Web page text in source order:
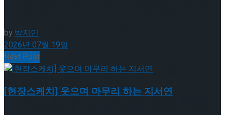
[현장스케치] 이규리-전효은-김지유-박하영,
프리 스케이팅 경기 결과
by박지민
2026년 07월 19일
Next Post
[현장스케치] 웃으며 마무리 하는 지서연